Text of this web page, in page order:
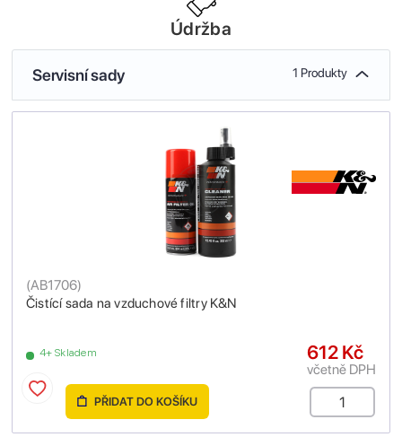
Údržba
Servisní sady 1 Produkty
Čistící sada na vzduchové filtry K&N
(AB1706)
4+ Skladem 612 Kč
včetně DPH
PŘIDAT DO KOŠÍKU